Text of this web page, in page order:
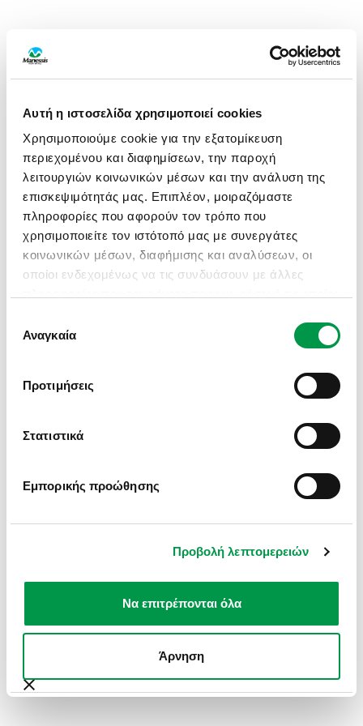
Αυτή η ιστοσελίδα χρησιμοποιεί cookies
Χρησιμοποιούμε cookie για την εξατομίκευση
περιεχομένου και διαφημίσεων, την παροχή
λειτουργιών κοινωνικών μέσων και την ανάλυση της
επισκεψιμότητάς μας. Επιπλέον, μοιραζόμαστε
πληροφορίες που αφορούν τον τρόπο που
χρησιμοποιείτε τον ιστότοπό μας με συνεργάτες
κοινωνικών μέσων, διαφήμισης και αναλύσεων, οι
οποίοι ενδεχομένως να τις συνδυάσουν με άλλες
χρήση των υπηρεσιών τους.
συγκατάθεσης
Αναγκαία
Προτιμήσεις
Στατιστικά
Εμπορικής προώθησης
Προβολή λεπτομερειών
Να επιτρέπονται όλα
Άρνηση
APPLICATION ERROR: A CLIENT-SIDE EXCEPTION HAS